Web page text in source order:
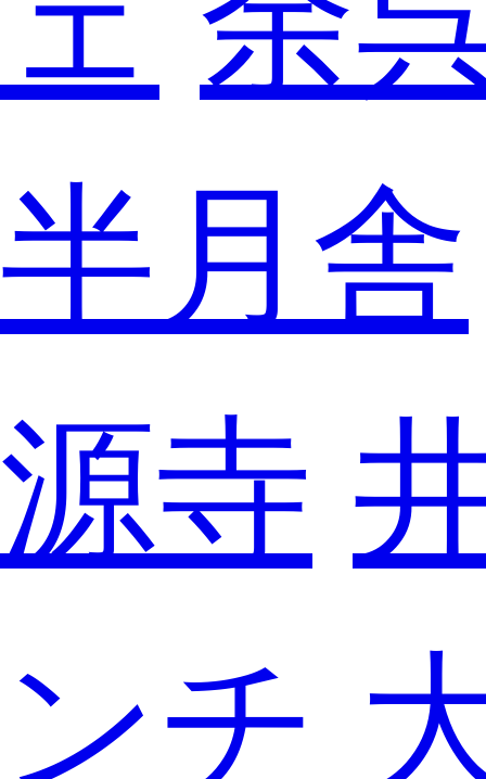
半月舎
源寺
ンチ